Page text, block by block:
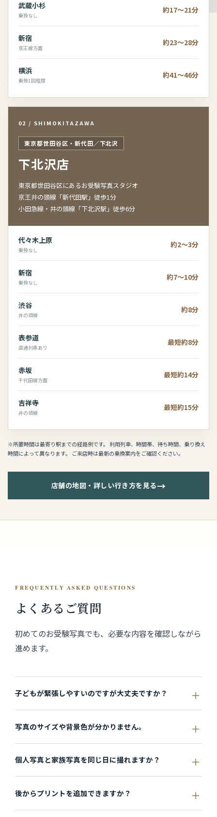
武蔵小杉
乗換なし
約17～21分
新宿
京王線方面
約23～28分
横浜
乗換1回程度
約41～46分
02 / SHIMOKITAZAWA
東京都世田谷区・新代田／下北沢
下北沢店
東京都世田谷区にあるお受験写真スタジオ
京王井の頭線「新代田駅」徒歩1分
小田急線・井の頭線「下北沢駅」徒歩6分
代々木上原
乗換なし
約2～3分
新宿
乗換なし
約7～10分
渋谷
井の頭線
約8分
表参道
直通列車あり
最短約8分
赤坂
千代田線方面
最短約14分
吉祥寺
井の頭線
最短約15分
※所要時間は最寄り駅までの経路例です。 利用列車、時間帯、待ち時間、乗り換え
時間によって異なります。 ご来店時は最新の乗換案内をご確認ください。
店舗の地図・詳しい行き方を見る→
FREQUENTLY ASKED QUESTIONS
よくあるご質問
初めてのお受験写真でも、必要な内容を確認しながら
進めます。
子どもが緊張しやすいのですが大丈夫ですか？
写真のサイズや背景色が分かりません。
個人写真と家族写真を同じ日に撮れますか？
後からプリントを追加できますか？